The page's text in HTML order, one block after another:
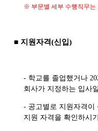
※ 부문별 세부 수행직무는
■ 지원자격(신입)
- 학교를 졸업했거나
회사가 지정하는 입사
- 공고별로 지원자격이
지원 자격을 확인하시